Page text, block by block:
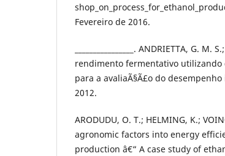
Fevereiro de 2016.
________________. ANDRIETTA, G.
rendimento fermentativo utilizando
para a avaliaÃ§Ã£o do
2012.
ARODUDU, O. T.; HELMING, K.;
agronomic factors into energy
production â€“ A case study of